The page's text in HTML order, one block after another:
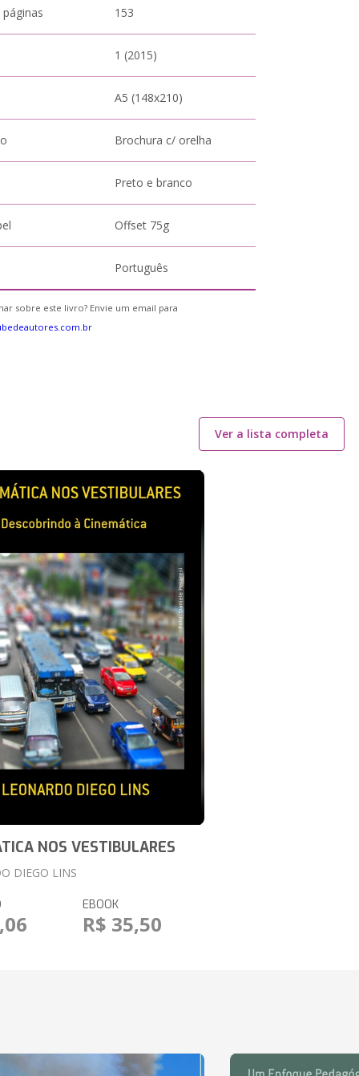
153
1 (2015)
A5 (148x210)
Brochura c/ orelha
Preto e branco
Offset 75g
Português
sobre este livro? Envie um email para
Ver a lista completa
NOS VESTIBULARES
DIEGO LINS
EBOOK
R$ 35,50